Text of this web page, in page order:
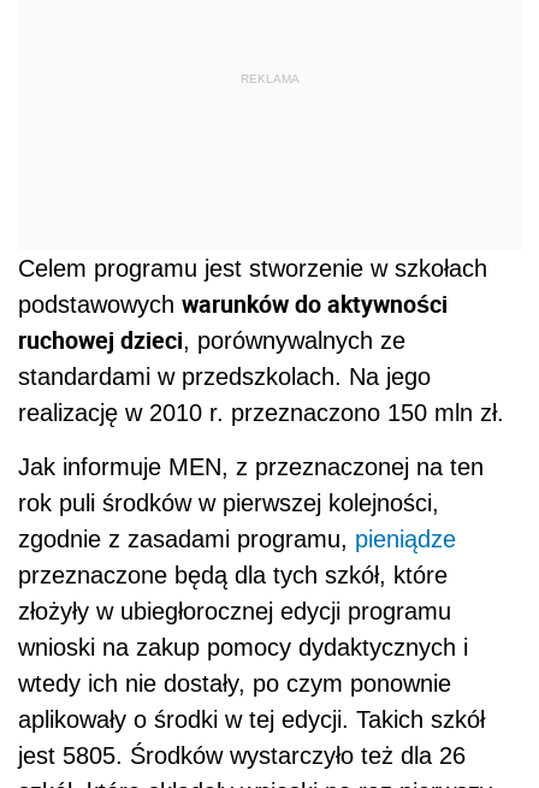
REKLAMA
Celem programu jest stworzenie w szkołach
podstawowych warunków do aktywności
ruchowej dzieci, porównywalnych ze
standardami w przedszkolach. Na jego
realizację w 2010 r. przeznaczono 150 mln zł.
Jak informuje MEN, z przeznaczonej na ten
rok puli środków w pierwszej kolejności,
zgodnie z zasadami programu, pieniądze
przeznaczone będą dla tych szkół, które
złożyły w ubiegłorocznej edycji programu
wnioski na zakup pomocy dydaktycznych i
wtedy ich nie dostały, po czym ponownie
aplikowały o środki w tej edycji. Takich szkół
jest 5805. Środków wystarczyło też dla 26